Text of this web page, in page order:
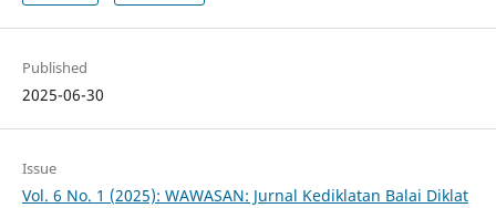
Published
2025-06-30
Issue
Vol. 6 No. 1 (2025): WAWASAN: Jurnal Kediklatan Balai Diklat